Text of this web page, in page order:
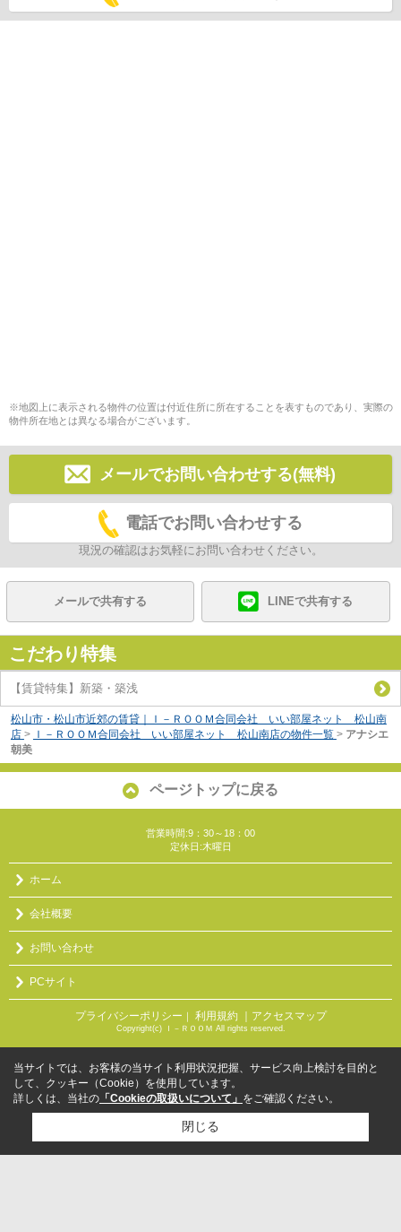
※地図上に表示される物件の位置は付近住所に所在することを表すものであり、実際の
物件所在地とは異なる場合がございます。
メールでお問い合わせする(無料)
電話でお問い合わせする
現況の確認はお気軽にお問い合わせください。
メールで共有する LINEで共有する
こだわり特集
【賃貸特集】新築・築浅
松山市・松山市近郊の賃貸｜Ｉ－ＲＯＯＭ合同会社 いい部屋ネット 松山南
店 > Ｉ－ＲＯＯＭ合同会社 いい部屋ネット 松山南店の物件一覧 > アナシエ
朝美
ページトップに戻る
営業時間:9：30～18：00
定休日:木曜日
ホーム
会社概要
お問い合わせ
PCサイト
プライバシーポリシー 利用規約 ｜アクセスマップ
Copyright(c) Ｉ－ＲＯＯＭ All rights reserved.
当サイトでは、お客様の当サイト利用状況把握、サービス向上検討を目的と
して、クッキー（Cookie）を使用しています。
詳しくは、当社の 「Cookieの取扱いについて」 をご確認ください。
閉じる